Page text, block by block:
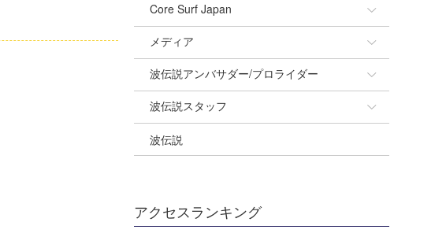
Core Surf Japan
Naoya Kimoto
mitsuteru Kamio
Yasunari Inoue
Yoshiyuki Obata
DELTA FORCE SURF
メディア
SURFMEDIA
Colors MAGAZINE
WAVAL
波伝説アンバサダー/プロライダー
福島寿実子
中浦“JET”章
進士剛光
波伝説スタッフ
☆加藤
Aichan
波伝説
アクセスランキング